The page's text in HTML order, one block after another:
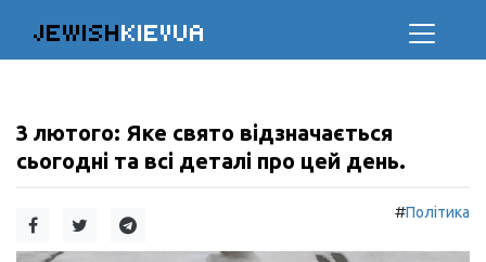
JEWISHKIEVUA
3 лютого: Яке свято відзначається
сьогодні та всі деталі про цей день.
#Політика